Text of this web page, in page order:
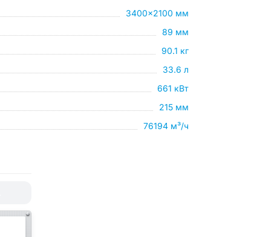
3400×2100 мм
89 мм
90.1 кг
33.6 л
661 кВт
215 мм
76194 м³/ч